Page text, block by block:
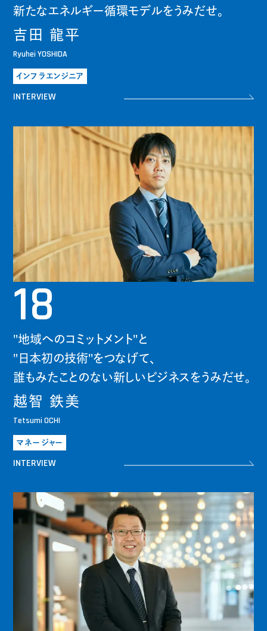
新たなエネルギー循環モデルをうみだせ。
吉田 龍平
Ryuhei YOSHIDA
インフラエンジニア
INTERVIEW
18
"地域へのコミットメント"と
"日本初の技術"をつなげて、
誰もみたことのない新しいビジネスをうみだせ。
越智 鉄美
Tetsumi OCHI
マネージャー
INTERVIEW